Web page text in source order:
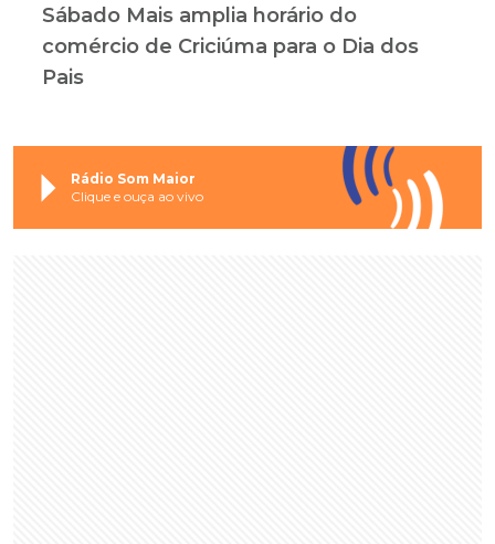
Sábado Mais amplia horário do
comércio de Criciúma para o Dia dos
Pais
Rádio Som Maior
Clique e ouça ao vivo